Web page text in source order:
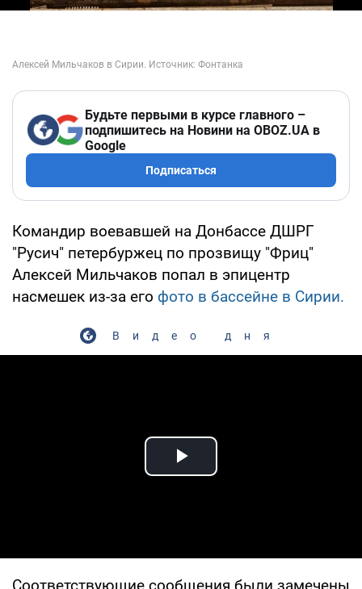
Будьте первыми в курсе главного –
подпишитесь на Новини на OBOZ.UA в
Google
Подписаться
Командир воевавшей на Донбассе ДШРГ
"Русич" петербуржец по прозвищу "Фриц"
Алексей Мильчаков попал в эпицентр
насмешек из-за его фото в бассейне в Сирии.
Видео дня
Play Video
Соответствующие сообщения были замечены